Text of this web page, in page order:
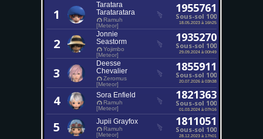
1
Taratara
Tarataratara
Ramuh
[Meteor]
1955761
Sous-sol 100
18.05.2023 à 16h25
2
Jonnie
Seastorm
Yojimbo
[Meteor]
1935270
Sous-sol 100
29.09.2024 à 00h49
3
Deesse
Chevalier
Zeromus
[Meteor]
1855911
Sous-sol 100
20.07.2026 à 03h38
4 Sora Enfield
Ramuh
[Meteor]
1821363
Sous-sol 100
01.03.2024 à 07h16
5 Jupii Grayfox
Ramuh
[Meteor]
1811051
Sous-sol 100
28.12.2023 à 17h01